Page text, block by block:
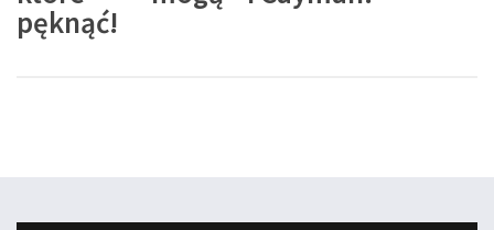
pęknąć!